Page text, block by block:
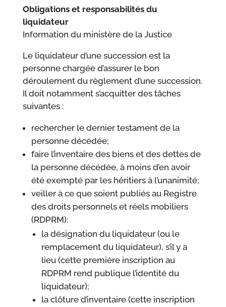
Obligations et responsabilités du
liquidateur
Information du ministère de la Justice
Le liquidateur d’une succession est la
personne chargée d’assurer le bon
déroulement du règlement d’une succession.
Il doit notamment s’acquitter des tâches
suivantes :
rechercher le dernier testament de la
personne décédée;
faire l’inventaire des biens et des dettes de
la personne décédée, à moins d’en avoir
été exempté par les héritiers à l’unanimité;
veiller à ce que soient publiés au Registre
des droits personnels et réels mobiliers
(RDPRM):
la désignation du liquidateur (ou le
remplacement du liquidateur), s’il y a
lieu (cette première inscription au
RDPRM rend publique l’identité du
liquidateur);
la clôture d’inventaire (cette inscription